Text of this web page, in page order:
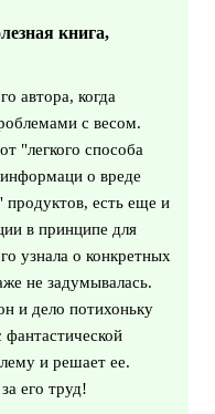
книга,
автора, когда
с весом.
"легкого способа
о вреде
продуктов, есть еще и
в принципе для
узнала о конкретных
не задумывалась.
и дело потихоньку
и решает ее.
его труд!